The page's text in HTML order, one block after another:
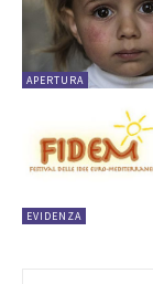
APERTURA
EVIDENZA